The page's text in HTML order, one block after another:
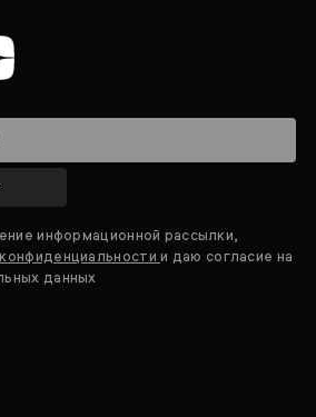
информационной рассылки,
и даю согласие на
данных